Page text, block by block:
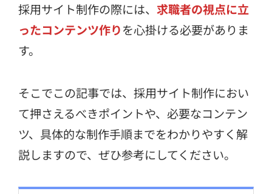
採用サイト制作の際には、 求職者の視点に立
ったコンテンツ作りを心掛ける必要がありま
す。
そこでこの記事では、採用サイト制作におい
て押さえるべきポイントや、必要なコンテン
ツ、具体的な制作手順までをわかりやすく解
説しますので、ぜひ参考にしてください。